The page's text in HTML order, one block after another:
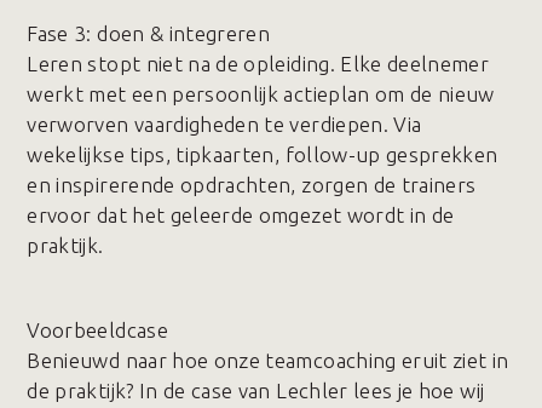
Fase 3️: doen & integreren
Leren stopt niet na de opleiding. Elke deelnemer
werkt met een persoonlijk actieplan om de nieuw
verworven vaardigheden te verdiepen. Via
wekelijkse tips, tipkaarten, follow-up gesprekken
en inspirerende opdrachten, zorgen de trainers
ervoor dat het geleerde omgezet wordt in de
praktijk.
Voorbeeldcase
Benieuwd naar hoe onze teamcoaching eruit ziet in
de praktijk? In de case van Lechler lees je hoe wij